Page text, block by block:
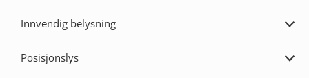
Innvendig belysning
Utvid
Posisjonslys
Utvid